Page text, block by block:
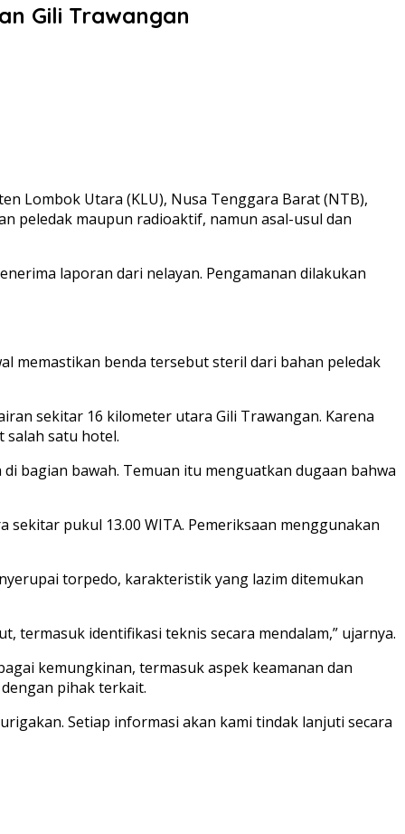
Gili Trawangan
Lombok Utara (KLU), Nusa Tenggara Barat (NTB),
peledak maupun radioaktif, namun asal-usul dan
laporan dari nelayan. Pengamanan dilakukan
memastikan benda tersebut steril dari bahan peledak
sekitar 16 kilometer utara Gili Trawangan. Karena
salah satu hotel.
bagian bawah. Temuan itu menguatkan dugaan bahwa
pukul 13.00 WITA. Pemeriksaan menggunakan
torpedo, karakteristik yang lazim ditemukan
termasuk identifikasi teknis secara mendalam,” ujarnya.
kemungkinan, termasuk aspek keamanan dan
pihak terkait.
Setiap informasi akan kami tindak lanjuti secara